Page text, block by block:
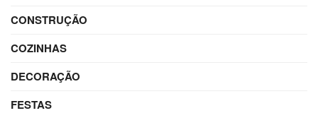
CONSTRUÇÃO
COZINHAS
DECORAÇÃO
FESTAS